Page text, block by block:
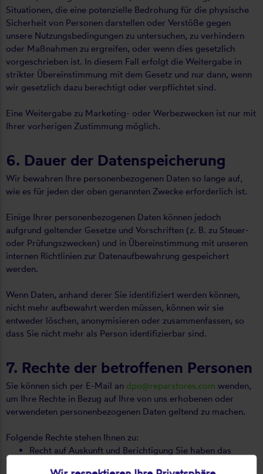
Situationen, die eine potenzielle Bedrohung für die physische
Sicherheit von Personen darstellen oder Verstöße gegen
unsere Nutzungsbedingungen zu untersuchen, zu verhindern
oder Maßnahmen zu ergreifen, oder wenn dies gesetzlich
vorgeschrieben ist. In diesem Fall erfolgt die Weitergabe in
strikter Übereinstimmung mit dem Gesetz und nur dann, wenn
wir gesetzlich dazu berechtigt oder verpflichtet sind.
Eine Weitergabe zu Marketing- oder Werbezwecken ist nur mit
Ihrer vorherigen Zustimmung möglich.
6. Dauer der Datenspeicherung
Wir bewahren Ihre personenbezogenen Daten so lange auf,
wie es für jeden der oben genannten Zwecke erforderlich ist.
Einige Ihrer personenbezogenen Daten können jedoch
aufgrund geltender Gesetze und Vorschriften (z. B. zu Steuer-
oder Prüfungszwecken) und in Übereinstimmung mit unseren
internen Richtlinien zur Datenaufbewahrung gespeichert
werden.
Wenn Daten, anhand derer Sie identifiziert werden können,
nicht mehr aufbewahrt werden müssen, können wir sie
entweder löschen, anonymisieren oder zusammenfassen, so
dass Sie nicht mehr als Person identifizierbar sind.
7. Rechte der betroffenen Personen
Sie können sich per E-Mail an dpo@reparstores.com wenden,
um Ihre Rechte in Bezug auf Ihre von uns erhobenen oder
verwendeten personenbezogenen Daten geltend zu machen.
Folgende Rechte stehen Ihnen zu:
Recht auf Auskunft und Berichtigung Sie haben das